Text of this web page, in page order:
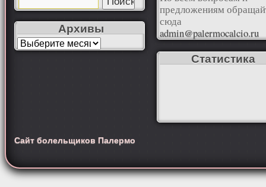
Архивы
предложениям
сюда
admin@palermocalcio.ru
Статистика
Сайт болельщиков Палермо